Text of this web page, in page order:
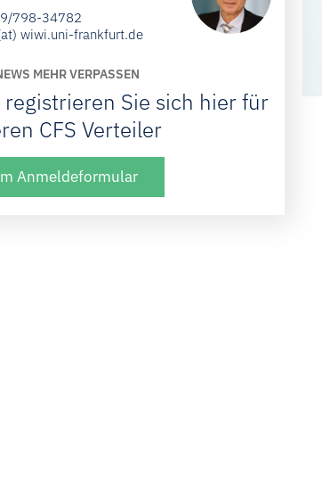
798-34782
wiwi.uni-frankfurt.de
MEHR VERPASSEN
registrieren Sie sich hier für
CFS Verteiler
Anmeldeformular